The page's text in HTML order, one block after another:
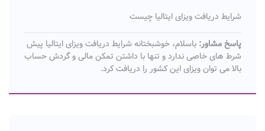
شرایط دریافت ویزای ایتالیا چیست
پاسخ مشاور: باسلام، خوشبختانه شرایط دریافت ویزای ایتالیا پیش
شرط های خاصی ندارد و تنها با داشتن تمکن مالی و گردش حساب
بالا می توان ویزای این کشور را دریافت کرد.